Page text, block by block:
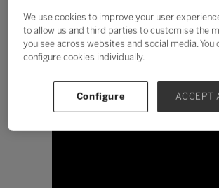
pensamento crítico
era dos algoritmos
Pedro Cortella
We use cookies to improve your user
to allow us and third parties to customise the
you see across websites and social media. You
configure cookies individually.
Configure ACCEPT